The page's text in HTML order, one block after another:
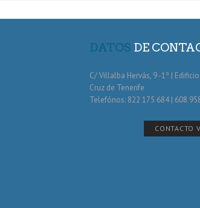
DATOS DE
C/ Villalba Hervás, 9 -1º |
Cruz de Tenerife
Telefónos: 822 175 684 | 608
CONTACTO